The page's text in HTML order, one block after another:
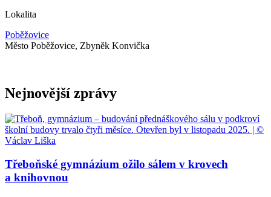
Lokalita
Poběžovice
Město Poběžovice, Zbyněk Konvička
Nejnovější zprávy
Třeboňské gymnázium ožilo sálem v krovech
a knihovnou